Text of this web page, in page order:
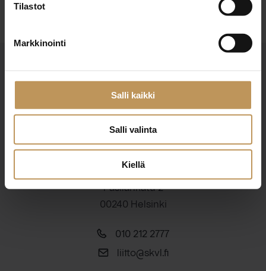
Tilastot
Markkinointi
Salli kaikki
Salli valinta
Kiellä
Suomen Kiinteistönvälittäjät ry
Finlands Fastighetsmäklare rf
Pasilankatu 2
00240 Helsinki
010 212 2777
liitto@skvl.fi